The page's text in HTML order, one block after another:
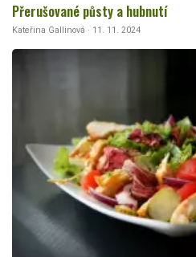
Přerušované půsty a hubnutí
Kateřina Gallinová · 11. 11. 2024